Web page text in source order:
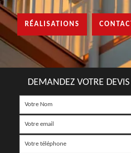
RÉALISATIONS
DEMANDEZ VOTRE